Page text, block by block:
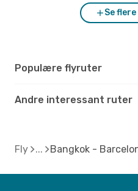
Se
Populære flyruter
Andre interessant ruter
Fly Bangkok -